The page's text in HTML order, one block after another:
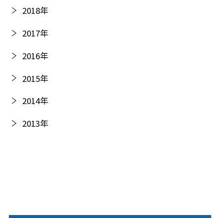
2018年
2017年
2016年
2015年
2014年
2013年